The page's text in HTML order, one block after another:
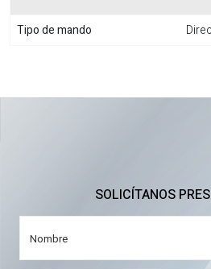
Tipo de mando
SOLICÍTANOS